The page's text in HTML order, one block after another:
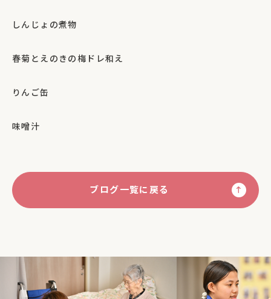
しんじょの煮物
春菊とえのきの梅ドレ和え
りんご缶
味噌汁
ブログ一覧に戻る